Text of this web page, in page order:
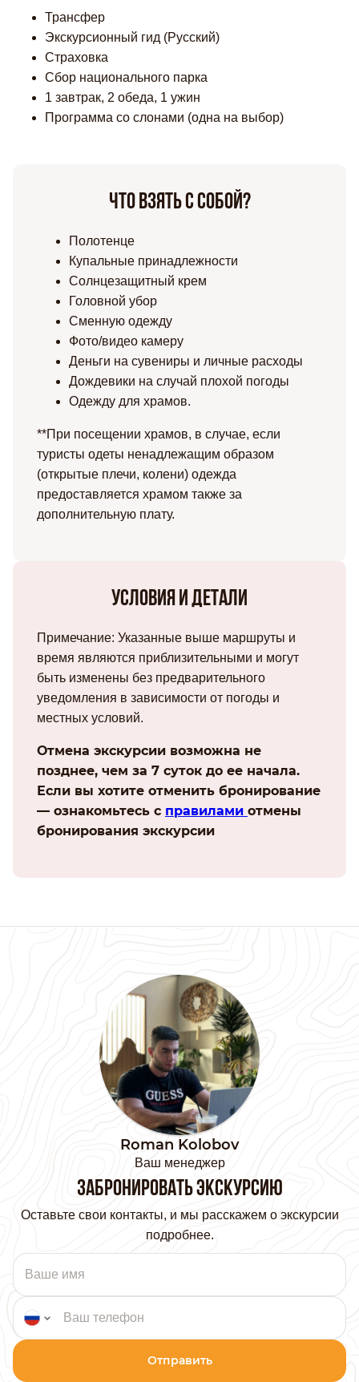
Трансфер
Экскурсионный гид (Русский)
Страховка
Сбор национального парка
1 завтрак, 2 обеда, 1 ужин
Программа со слонами (одна на выбор)
Что взять с собой?
Полотенце
Купальные принадлежности
Солнцезащитный крем
Головной убор
Сменную одежду
Фото/видео камеру
Деньги на сувениры и личные расходы
Дождевики на случай плохой погоды
Одежду для храмов.
**При посещении храмов, в случае, если
туристы одеты ненадлежащим образом
(открытые плечи, колени) одежда
предоставляется храмом также за
дополнительную плату.
Условия и детали
Примечание: Указанные выше маршруты и
время являются приблизительными и могут
быть изменены без предварительного
уведомления в зависимости от погоды и
местных условий.
Отмена экскурсии возможна не
позднее, чем за 7 суток до ее начала.
Если вы хотите отменить бронирование
— ознакомьтесь с правилами отмены
бронирования экскурсии
Roman Kolobov
Ваш менеджер
Забронировать экскурсию
Оставьте свои контакты, и мы расскажем о экскурсии
подробнее.
Отправить